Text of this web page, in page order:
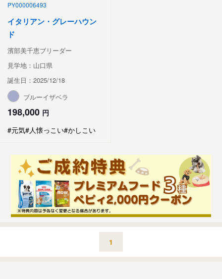
PY000006493
イタリアン・グレーハウン
ド
濱部美千恵ブリーダー
見学地：山口県
誕生日：2025/12/18
ブルーイザベラ
198,000 円
#元気#人懐っこい#かしこい
1